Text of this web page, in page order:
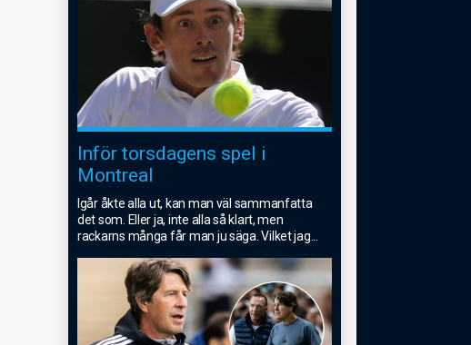
Inför torsdagens spel i
Montreal
Igår åkte alla ut, kan man väl sammanfatta
det som. Eller ja, inte alla så klart, men
rackarns många får man ju säga. Vilket jag